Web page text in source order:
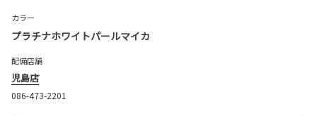
カラー
プラチナホワイトパールマイカ
配備店舗
児島店
086-473-2201